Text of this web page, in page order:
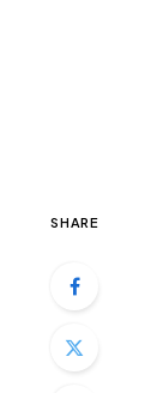
SHARE